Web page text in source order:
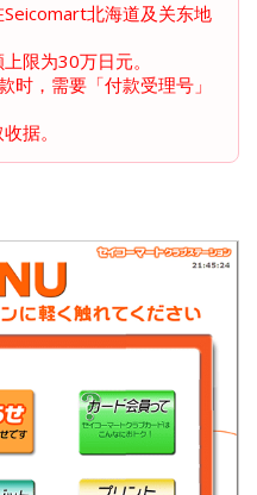
北海道及关东地
限为30万日元。
时，需要「付款受理号」
据。